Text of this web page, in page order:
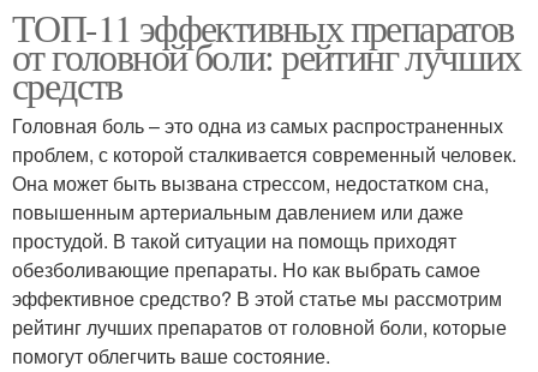
ТОП-11 эффективных препаратов
от головной боли: рейтинг лучших
средств
Головная боль – это одна из самых распространенных
проблем, с которой сталкивается современный человек.
Она может быть вызвана стрессом, недостатком сна,
повышенным артериальным давлением или даже
простудой. В такой ситуации на помощь приходят
обезболивающие препараты. Но как выбрать самое
эффективное средство? В этой статье мы рассмотрим
рейтинг лучших препаратов от головной боли, которые
помогут облегчить ваше состояние.